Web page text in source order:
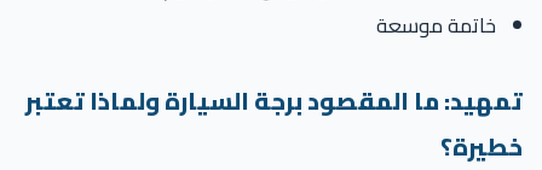
خاتمة موسعة
ما المقصود برجة السيارة ولماذا تعتبر